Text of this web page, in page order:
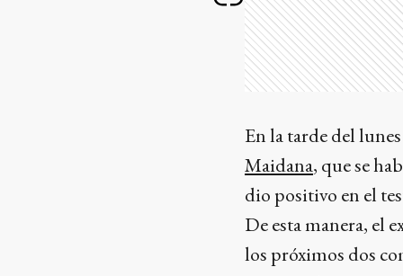
En la tarde del
Maidana, que se
dio positivo en el
De esta manera, el
los próximos dos